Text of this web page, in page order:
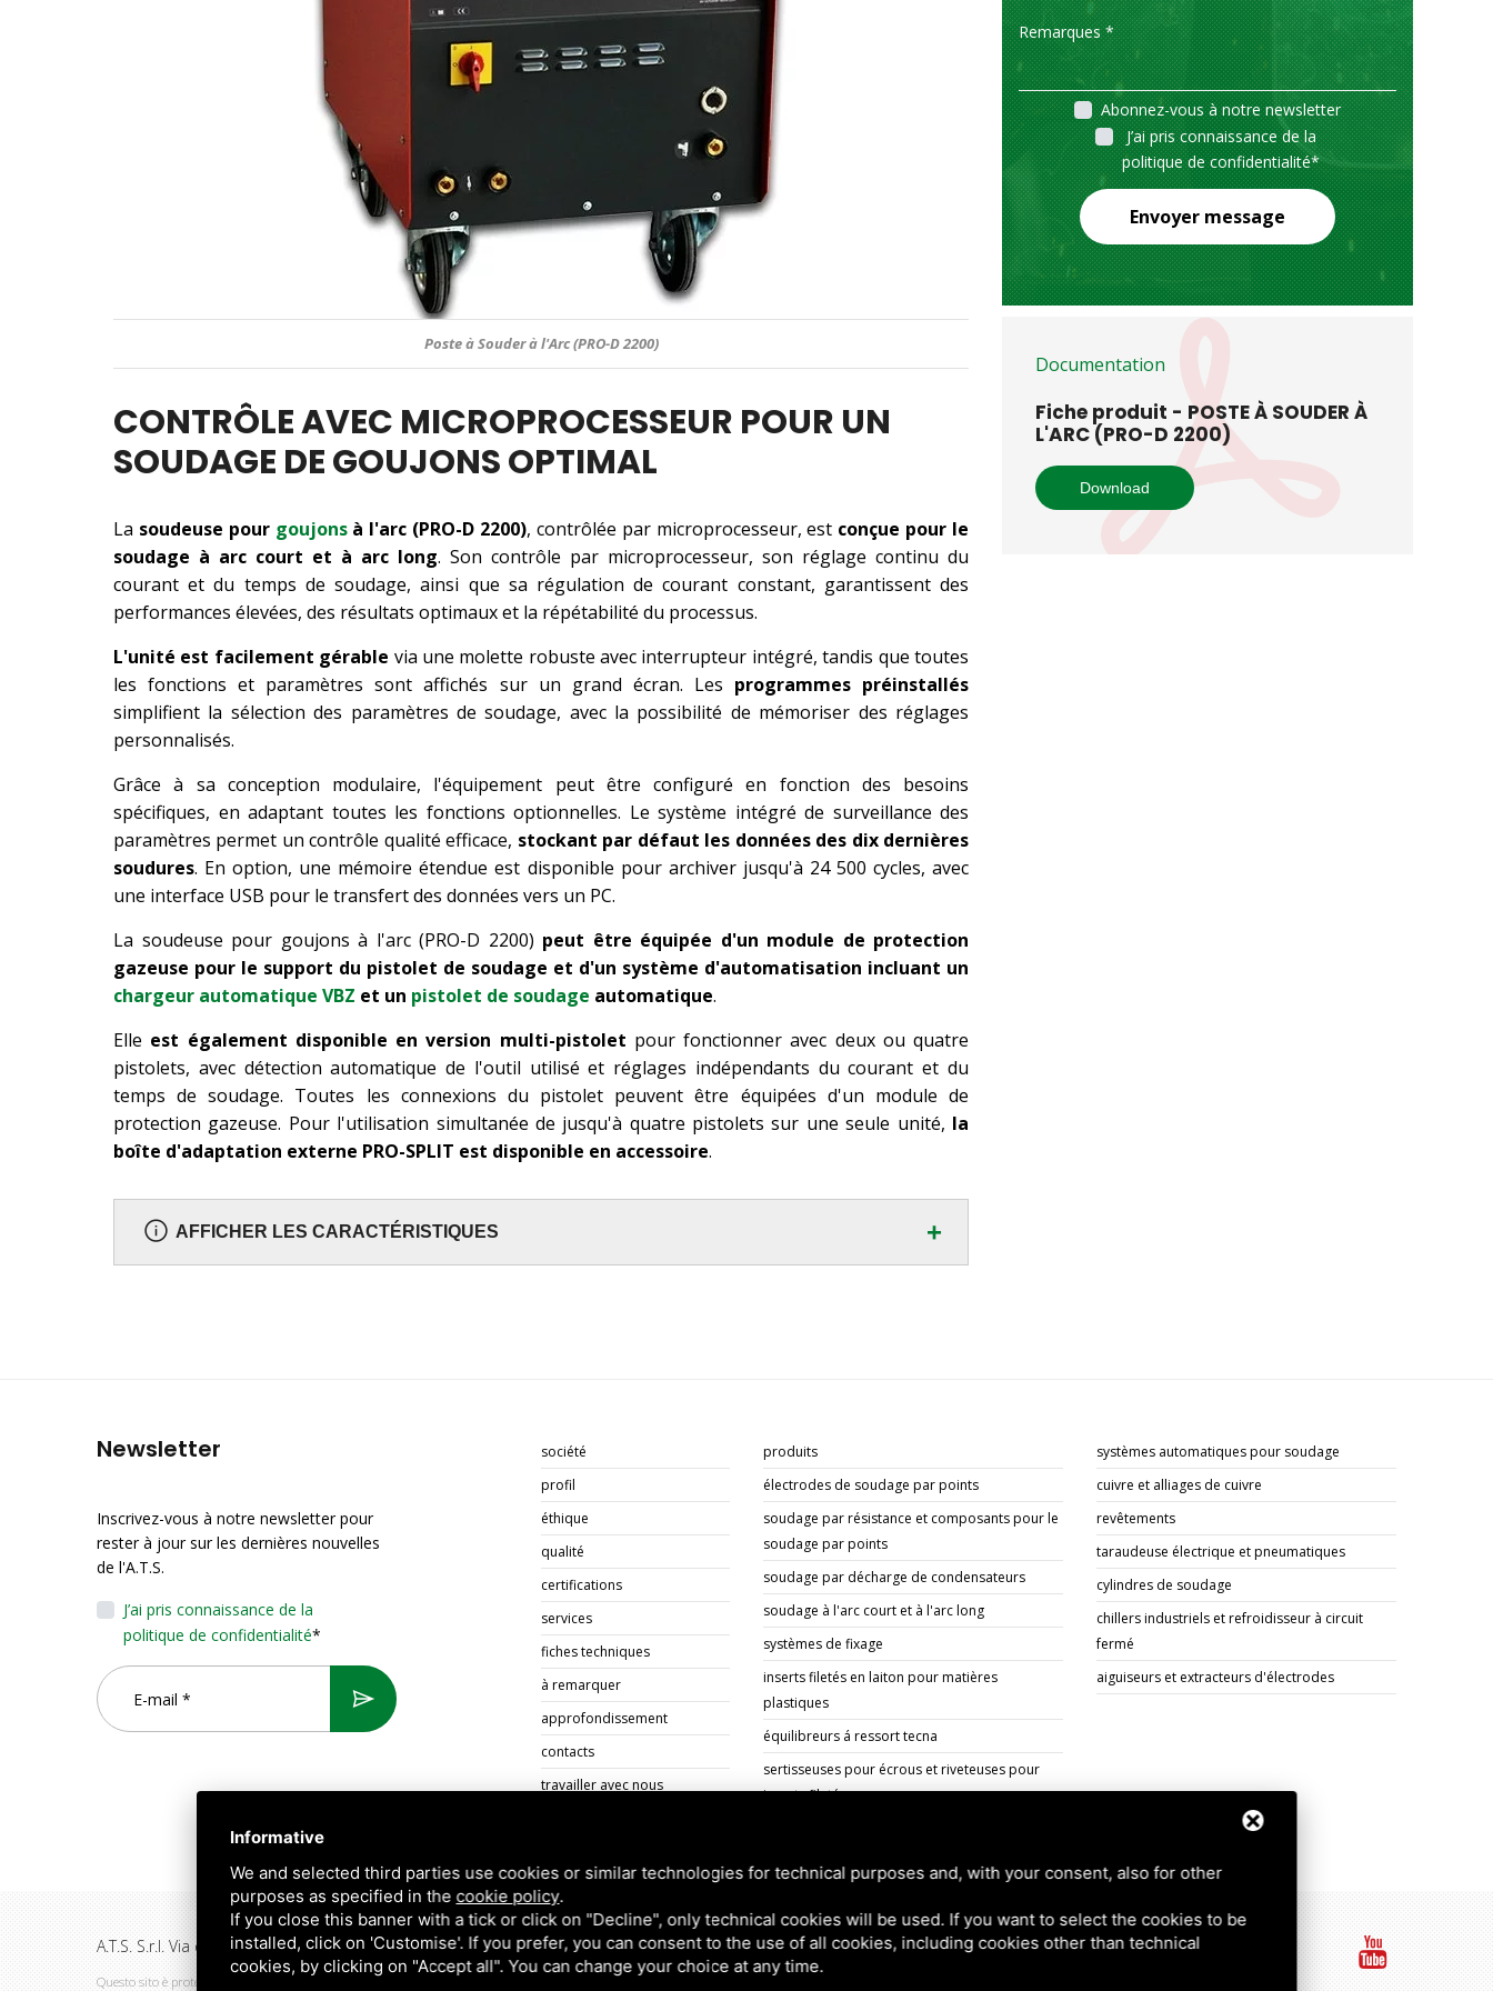
Poste à Souder à l'Arc (PRO-D 2200)
CONTRÔLE AVEC MICROPROCESSEUR POUR UN
SOUDAGE DE GOUJONS OPTIMAL
La soudeuse pour goujonsà l'arc (PRO-D 2200), contrôlée par microprocesseur, est conçue pour le
soudage à arc court et à arc long. Son contrôle par microprocesseur, son réglage continu du
courant et du temps de soudage, ainsi que sa régulation de courant constant, garantissent des
performances élevées, des résultats optimaux et la répétabilité du processus.
L'unité est facilement gérable via une molette robuste avec interrupteur intégré, tandis que toutes
les fonctions et paramètres sont affichés sur un grand écran. Les programmes préinstallés
simplifient la sélection des paramètres de soudage, avec la possibilité de mémoriser des réglages
personnalisés.
Grâce à sa conception modulaire, l'équipement peut être configuré en fonction des besoins
spécifiques, en adaptant toutes les fonctions optionnelles. Le système intégré de surveillance des
paramètres permet un contrôle qualité efficace, stockant par défaut les données des dix dernières
soudures. En option, une mémoire étendue est disponible pour archiver jusqu'à 24 500 cycles, avec
une interface USB pour le transfert des données vers un PC.
La soudeuse pour goujons à l'arc (PRO-D 2200) peut être équipée d'un module de protection
gazeuse pour le support du pistolet de soudage et d'un système d'automatisation incluant un
chargeur automatique VBZ et un pistolet de soudage automatique.
Elle est également disponible en version multi-pistolet pour fonctionner avec deux ou quatre
pistolets, avec détection automatique de l'outil utilisé et réglages indépendants du courant et du
temps de soudage. Toutes les connexions du pistolet peuvent être équipées d'un module de
protection gazeuse. Pour l'utilisation simultanée de jusqu'à quatre pistolets sur une seule unité, la
boîte d'adaptation externe PRO-SPLIT est disponible en accessoire.
+
AFFICHER LES CARACTÉRISTIQUES
Abonnez-vous à notre newsletter
J’ai pris connaissance de la
politique de confidentialité*
Envoyer message
Documentation
Fiche produit - POSTE À SOUDER À
L'ARC (PRO-D 2200)
Download
Newsletter
Inscrivez-vous à notre newsletter pour
rester à jour sur les dernières nouvelles
de l'A.T.S.
J’ai pris connaissance de la
politique de confidentialité*
société
profil
éthique
qualité
certifications
services
fiches techniques
à remarquer
approfondissement
contacts
travailler avec nous
produits
électrodes de soudage par points
soudage par résistance et composants pour le
soudage par points
soudage par décharge de condensateurs
soudage à l'arc court et à l'arc long
systèmes de fixage
inserts filetés en laiton pour matières
plastiques
équilibreurs á ressort tecna
sertisseuses pour écrous et riveteuses pour
inserts filetés
systèmes automatiques pour soudage
cuivre et alliages de cuivre
revêtements
taraudeuse électrique et pneumatiques
cylindres de soudage
chillers industriels et refroidisseur à circuit
fermé
aiguiseurs et extracteurs d'électrodes
A.T.S. S.r.l. Via del Mangano, 4/A 40023 Castel Guelfo di Bologna (BO) Italy | P.Iva 00824841209 |Privacy |Notes légales|Sitemap
Questo sito è protetto da Google reCAPTCHA v3, Privacy Policy
Informative
We and selected third parties use cookies or similar technologies for technical purposes and, with your consent, also for other
purposes as specified in the cookie policy.
If you close this banner with a tick or click on "Decline", only technical cookies will be used. If you want to select the cookies to be
installed, click on 'Customise'. If you prefer, you can consent to the use of all cookies, including cookies other than technical
cookies, by clicking on "Accept all". You can change your choice at any time.